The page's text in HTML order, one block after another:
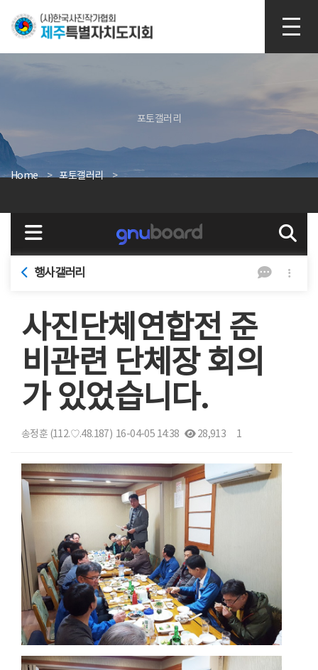
포토갤러리
Home 포토갤러리
행사갤러리
사진단체연합전 준
비관련 단체장 회의
가 있었습니다.
송정훈 (112.♡.48.187) 16-04-05 14:38 28,913 1
본문